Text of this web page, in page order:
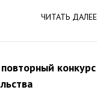
ЧИТАТЬ ДАЛЕЕ
конкурс